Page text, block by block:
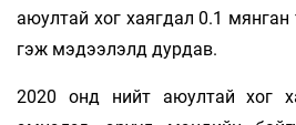
аюултай хог хаягдал 0.1 мянган
гэж мэдээлэлд дурдав.
2020 онд нийт аюултай хог